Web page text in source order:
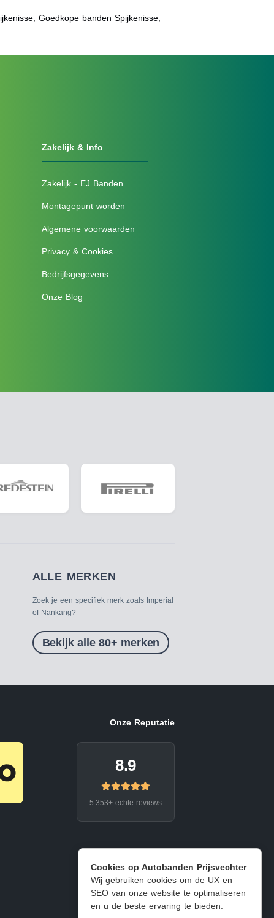
Cookies op Autobanden Prijsvechter
Wij gebruiken cookies om de UX en
SEO van onze website te optimaliseren
en u de beste ervaring te bieden.
Goedkope banden Spijkenisse,
Zakelijk & Info
Zakelijk - EJ Banden
Montagepunt worden
Algemene voorwaarden
Privacy & Cookies
Bedrijfsgegevens
Onze Blog
ALLE MERKEN
Zoek je een specifiek merk zoals Imperial
of Nankang?
Bekijk alle 80+ merken
Onze Reputatie
8.9
5.353+ echte reviews